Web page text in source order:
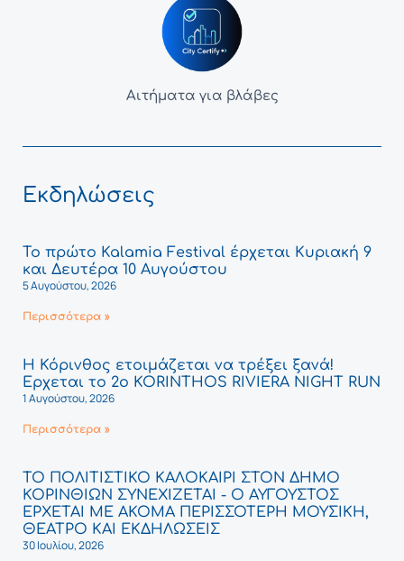
Αιτήματα για βλάβες
Εκδηλώσεις
Το πρώτο Kalamia Festival έρχεται Κυριακή 9
και Δευτέρα 10 Αυγούστου
5 Αυγούστου, 2026
Περισσότερα »
Η Κόρινθος ετοιμάζεται να τρέξει ξανά!
Έρχεται το 2ο KORINTHOS RIVIERA NIGHT RUN
1 Αυγούστου, 2026
Περισσότερα »
ΤΟ ΠΟΛΙΤΙΣΤΙΚΟ ΚΑΛΟΚΑΙΡΙ ΣΤΟΝ ΔΗΜΟ
ΚΟΡΙΝΘΙΩΝ ΣΥΝΕΧΙΖΕΤΑΙ - Ο ΑΥΓΟΥΣΤΟΣ
ΕΡΧΕΤΑΙ ΜΕ ΑΚΟΜΑ ΠΕΡΙΣΣΟΤΕΡΗ ΜΟΥΣΙΚΗ,
ΘΕΑΤΡΟ ΚΑΙ ΕΚΔΗΛΩΣΕΙΣ
30 Ιουλίου, 2026